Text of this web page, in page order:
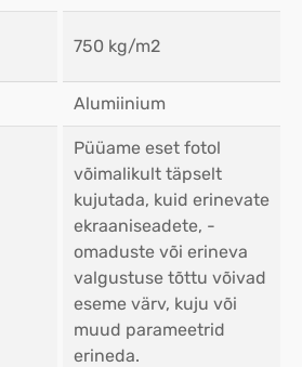
750 kg/m2
Alumiinium
Püüame eset fotol
võimalikult täpselt
kujutada, kuid erinevate
ekraaniseadete, -
omaduste või erineva
valgustuse tõttu võivad
eseme värv, kuju või
muud parameetrid
erineda.